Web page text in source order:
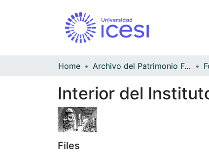
Home Archivo del Patrimonio Fotográfico y Fílmico del Valle del Cauca
Interior del
Files